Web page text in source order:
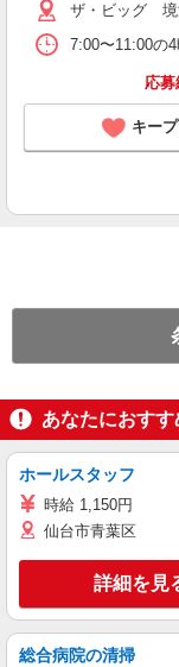
ザ・ビッグ 境
7:00〜11:00の4
応募
キープ
あなたにおす
ホールスタッフ
時給 1,150円
仙台市青葉区
詳細を見
総合病院の清掃